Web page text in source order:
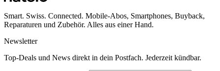
Smart. Swiss. Connected. Mobile-Abos, Smartphones, Buyback,
Reparaturen und Zubehör. Alles aus einer Hand.
Newsletter
Top-Deals und News direkt in dein Postfach. Jederzeit kündbar.